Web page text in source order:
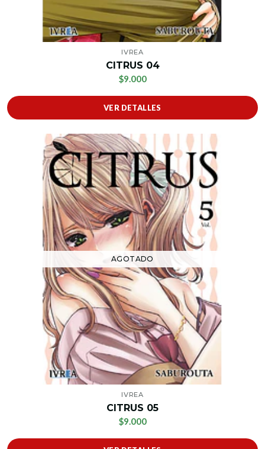
IVREA
CITRUS 04
$9.000
VER DETALLES
AGOTADO
IVREA
CITRUS 05
$9.000